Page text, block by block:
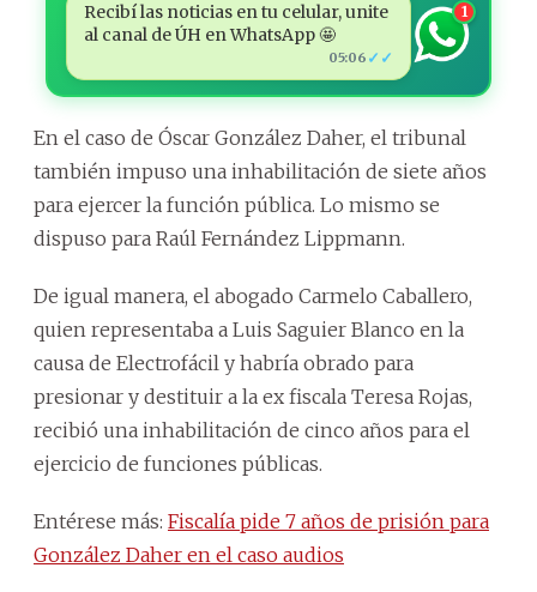
Recibí las noticias en tu celular, unite
al canal de ÚH en WhatsApp 🤩
05:06 ✓✓
1
En el caso de Óscar González Daher, el tribunal
también impuso una inhabilitación de siete años
para ejercer la función pública. Lo mismo se
dispuso para Raúl Fernández Lippmann.
De igual manera, el abogado Carmelo Caballero,
quien representaba a Luis Saguier Blanco en la
causa de Electrofácil y habría obrado para
presionar y destituir a la ex fiscala Teresa Rojas,
recibió una inhabilitación de cinco años para el
ejercicio de funciones públicas.
Entérese más: Fiscalía pide 7 años de prisión para
González Daher en el caso audios